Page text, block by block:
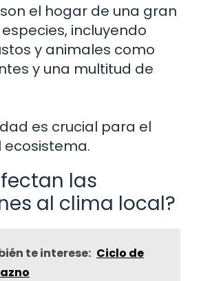
el hogar de una gran
incluyendo
y animales como
y una multitud de
es crucial para el
ecosistema.
las
al clima local?
te interese: Ciclo de